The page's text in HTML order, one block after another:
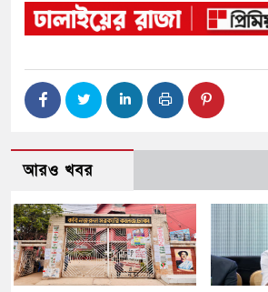
আরও খবর